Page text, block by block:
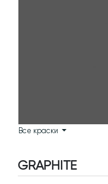
Все краски
GRAPHITE